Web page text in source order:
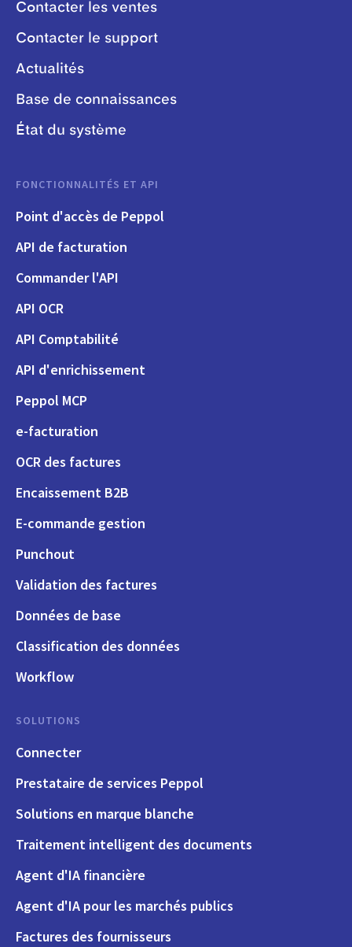
Contacter les ventes
Contacter le support
Actualités
Base de connaissances
État du système
FONCTIONNALITÉS ET API
Point d'accès de Peppol
API de facturation
Commander l'API
API OCR
API Comptabilité
API d'enrichissement
Peppol MCP
e-facturation
OCR des factures
Encaissement B2B
E-commande gestion
Punchout
Validation des factures
Données de base
Classification des données
Workflow
SOLUTIONS
Connecter
Prestataire de services Peppol
Solutions en marque blanche
Traitement intelligent des documents
Agent d'IA financière
Agent d'IA pour les marchés publics
Factures des fournisseurs